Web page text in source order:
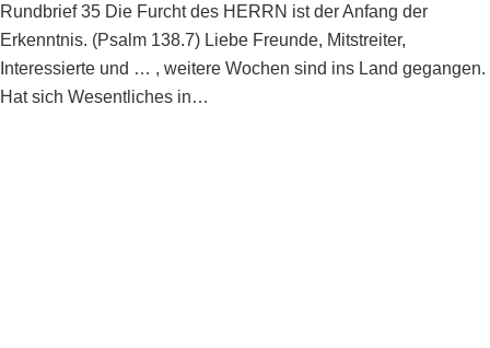
Rundbrief 35 Die Furcht des HERRN ist der Anfang der
Erkenntnis. (Psalm 138.7) Liebe Freunde, Mitstreiter,
Interessierte und … , weitere Wochen sind ins Land gegangen.
Hat sich Wesentliches in…